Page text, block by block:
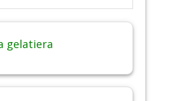
gelatiera